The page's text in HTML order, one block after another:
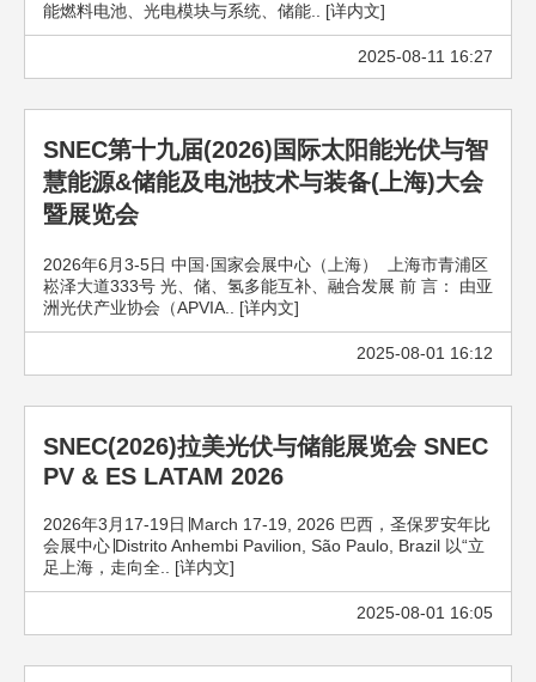
能燃料电池、光电模块与系统、储能.. [详内文]
2025-08-11 16:27
SNEC第十九届(2026)国际太阳能光伏与智
慧能源&储能及电池技术与装备(上海)大会
暨展览会
2026年6月3-5日 中国·国家会展中心（上海） 上海市青浦区
崧泽大道333号 光、储、氢多能互补、融合发展 前 言： 由亚
洲光伏产业协会（APVIA.. [详内文]
2025-08-01 16:12
SNEC(2026)拉美光伏与储能展览会 SNEC
PV & ES LATAM 2026
2026年3月17-19日∣March 17-19, 2026 巴西，圣保罗安年比
会展中心∣Distrito Anhembi Pavilion, São Paulo, Brazil 以“立
足上海，走向全.. [详内文]
2025-08-01 16:05